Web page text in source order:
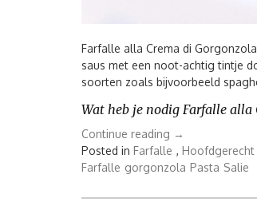
Farfalle alla Crema di
saus met een noot-achtig tintje
soorten zoals bijvoorbeeld
Wat heb je nodig Farfalle alla
Continue reading “Farfalle
alla
Crema
Gorgonzola”
→
Posted in Farfalle , Hoofdgerecht
Farfalle gorgonzola Pasta Salie